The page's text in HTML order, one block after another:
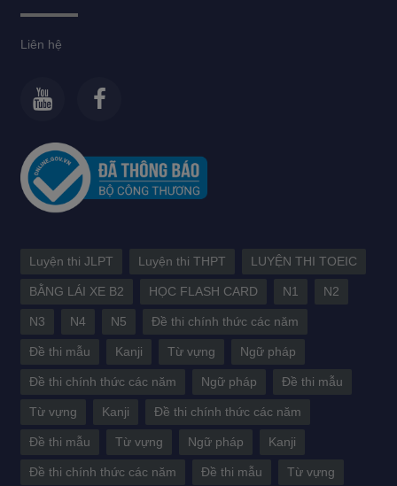
Liên hệ
Luyện thi JLPT Luyện thi THPT LUYỆN THI TOEIC
BẰNG LÁI XE B2 HỌC FLASH CARD N1 N2
N3 N4 N5 Đề thi chính thức các năm
Đề thi mẫu Kanji Từ vựng Ngữ pháp
Đề thi chính thức các năm Ngữ pháp Đề thi mẫu
Từ vựng Kanji Đề thi chính thức các năm
Đề thi mẫu Từ vựng Ngữ pháp Kanji
Đề thi chính thức các năm Đề thi mẫu Từ vựng